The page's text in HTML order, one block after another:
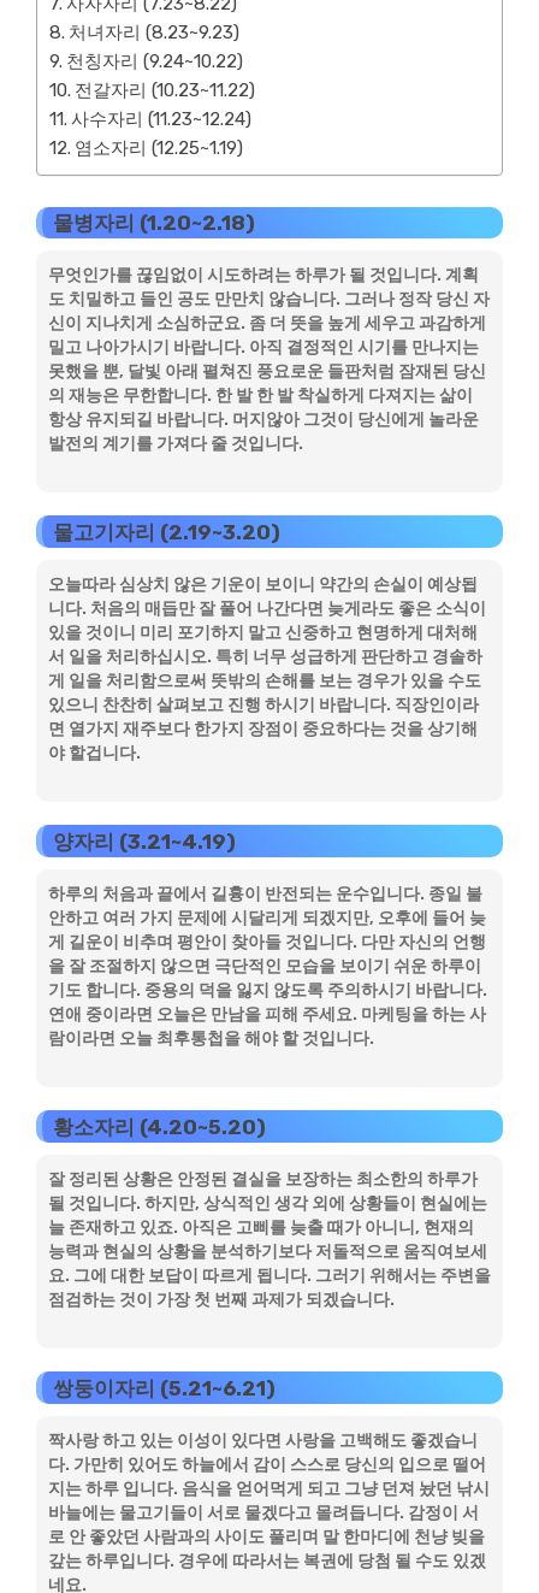
처녀자리 (8.23~9.23)
천칭자리 (9.24~10.22)
전갈자리 (10.23~11.22)
사수자리 (11.23~12.24)
염소자리 (12.25~1.19)
물병자리 (1.20~2.18)
무엇인가를 끊임없이 시도하려는 하루가 될 것입니다. 계획
도 치밀하고 들인 공도 만만치 않습니다. 그러나 정작 당신 자
신이 지나치게 소심하군요. 좀 더 뜻을 높게 세우고 과감하게
밀고 나아가시기 바랍니다. 아직 결정적인 시기를 만나지는
못했을 뿐, 달빛 아래 펼쳐진 풍요로운 들판처럼 잠재된 당신
의 재능은 무한합니다. 한 발 한 발 착실하게 다져지는 삶이
항상 유지되길 바랍니다. 머지않아 그것이 당신에게 놀라운
발전의 계기를 가져다 줄 것입니다.
물고기자리 (2.19~3.20)
오늘따라 심상치 않은 기운이 보이니 약간의 손실이 예상됩
니다. 처음의 매듭만 잘 풀어 나간다면 늦게라도 좋은 소식이
있을 것이니 미리 포기하지 말고 신중하고 현명하게 대처해
서 일을 처리하십시오. 특히 너무 성급하게 판단하고 경솔하
게 일을 처리함으로써 뜻밖의 손해를 보는 경우가 있을 수도
있으니 찬찬히 살펴보고 진행 하시기 바랍니다. 직장인이라
면 열가지 재주보다 한가지 장점이 중요하다는 것을 상기해
야 할겁니다.
양자리 (3.21~4.19)
하루의 처음과 끝에서 길흉이 반전되는 운수입니다. 종일 불
안하고 여러 가지 문제에 시달리게 되겠지만, 오후에 들어 늦
게 길운이 비추며 평안이 찾아들 것입니다. 다만 자신의 언행
을 잘 조절하지 않으면 극단적인 모습을 보이기 쉬운 하루이
기도 합니다. 중용의 덕을 잃지 않도록 주의하시기 바랍니다.
연애 중이라면 오늘은 만남을 피해 주세요. 마케팅을 하는 사
람이라면 오늘 최후통첩을 해야 할 것입니다.
황소자리 (4.20~5.20)
잘 정리된 상황은 안정된 결실을 보장하는 최소한의 하루가
될 것입니다. 하지만, 상식적인 생각 외에 상황들이 현실에는
늘 존재하고 있죠. 아직은 고삐를 늦출 때가 아니니, 현재의
능력과 현실의 상황을 분석하기보다 저돌적으로 움직여보세
요. 그에 대한 보답이 따르게 됩니다. 그러기 위해서는 주변을
점검하는 것이 가장 첫 번째 과제가 되겠습니다.
쌍둥이자리 (5.21~6.21)
짝사랑 하고 있는 이성이 있다면 사랑을 고백해도 좋겠습니
다. 가만히 있어도 하늘에서 감이 스스로 당신의 입으로 떨어
지는 하루 입니다. 음식을 얻어먹게 되고 그냥 던져 놨던 낚시
바늘에는 물고기들이 서로 물겠다고 몰려듭니다. 감정이 서
로 안 좋았던 사람과의 사이도 풀리며 말 한마디에 천냥 빚을
갚는 하루입니다. 경우에 따라서는 복권에 당첨 될 수도 있겠
네요.